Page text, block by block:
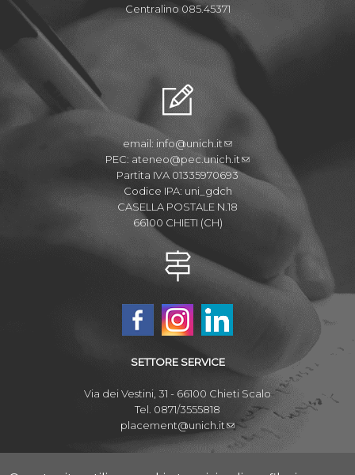
Centralino 085.45371
email: info@unich.it
PEC: ateneo@pec.unich.it
Partita IVA 01335970693
Codice IPA: uni_gdch
CASELLA POSTALE N.18
66100 CHIETI (CH)
SETTORE SERVICE
Via dei Vestini, 31 - 66100 Chieti Scalo
Tel. 0871/3555818
placement@unich.it
Mappa Campus Chieti